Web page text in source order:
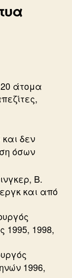
άτομα
και δεν
όσων
Β.
και από
1995, 1998,
1996,